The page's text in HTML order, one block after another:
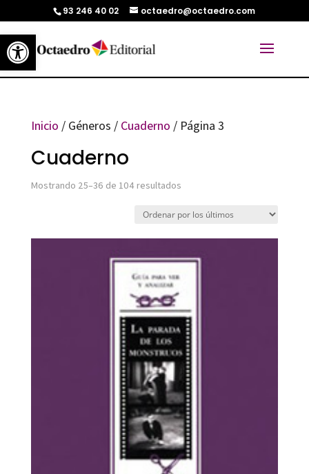
Abrir barra de herramientas
93 246 40 02 octaedro@octaedro.com
Inicio / Géneros / Cuaderno / Página 3
Cuaderno
Mostrando 25–36 de 104 resultadosOrdenado